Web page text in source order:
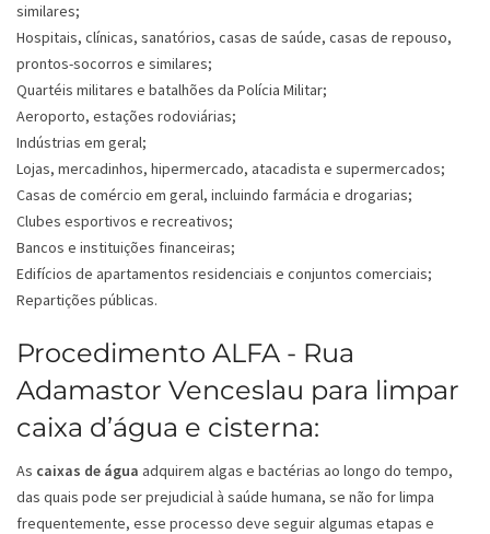
similares;
Hospitais, clínicas, sanatórios, casas de saúde, casas de repouso,
prontos-socorros e similares;
Quartéis militares e batalhões da Polícia Militar;
Aeroporto, estações rodoviárias;
Indústrias em geral;
Lojas, mercadinhos, hipermercado, atacadista e supermercados;
Casas de comércio em geral, incluindo farmácia e drogarias;
Clubes esportivos e recreativos;
Bancos e instituições financeiras;
Edifícios de apartamentos residenciais e conjuntos comerciais;
Repartições públicas.
Procedimento ALFA - Rua
Adamastor Venceslau para limpar
caixa d’água e cisterna:
As caixas de água adquirem algas e bactérias ao longo do tempo,
das quais pode ser prejudicial à saúde humana, se não for limpa
frequentemente, esse processo deve seguir algumas etapas e